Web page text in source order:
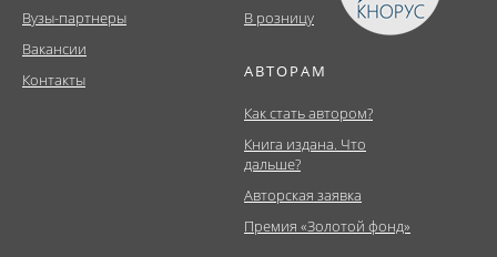
Вузы-партнеры
Вакансии
Контакты
В розницу
АВТОРАМ
Как стать автором?
Книга издана. Что
дальше?
Авторская заявка
Премия «Золотой фонд»